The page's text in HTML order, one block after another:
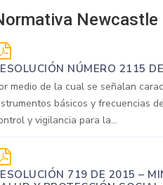
Newcastle
NÚMERO 2115
medio de la cual se señalan
básicos y frecuencias
y vigilancia para la...
719 DE 2015 –